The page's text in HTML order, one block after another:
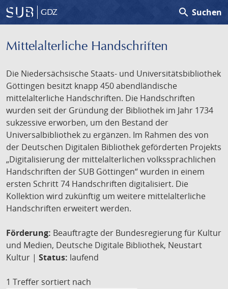
GDZ search Suchen
Mittelalterliche Handschriften
Die Niedersächsische Staats- und Universitätsbibliothek
Göttingen besitzt knapp 450 abendländische
mittelalterliche Handschriften. Die Handschriften
wurden seit der Gründung der Bibliothek im Jahr 1734
sukzessive erworben, um den Bestand der
Universalbibliothek zu ergänzen. Im Rahmen des von
der Deutschen Digitalen Bibliothek geförderten Projekts
„Digitalisierung der mittelalterlichen volkssprachlichen
Handschriften der SUB Göttingen“ wurden in einem
ersten Schritt 74 Handschriften digitalisiert. Die
Kollektion wird zukünftig um weitere mittelalterliche
Handschriften erweitert werden.
Förderung: Beauftragte der Bundesregierung für Kultur
und Medien, Deutsche Digitale Bibliothek, Neustart
Kultur | Status: laufend
1 Treffer sortiert nach